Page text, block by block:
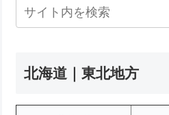
北海道｜東北地方